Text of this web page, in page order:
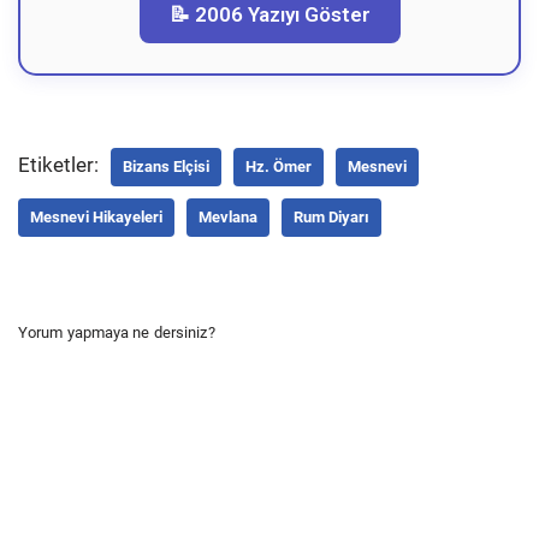
📝 2006 Yazıyı Göster
Etiketler: Bizans Elçisi Hz. Ömer Mesnevi
Mesnevi Hikayeleri Mevlana Rum Diyarı
Yorum yapmaya ne dersiniz?